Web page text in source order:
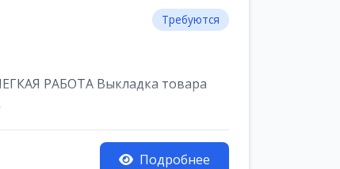
Требуются
РАБОТА Выкладка товара
Подробнее